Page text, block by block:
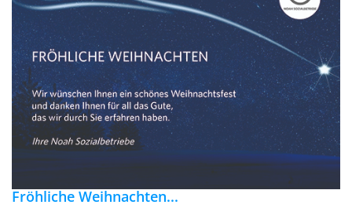
Fröhliche Weihnachten...